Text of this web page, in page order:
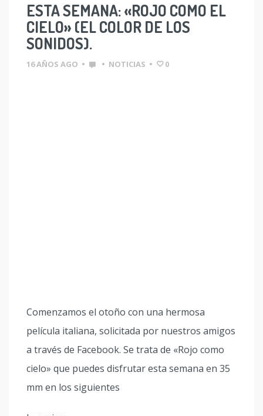
ESTA SEMANA: «ROJO COMO EL
CIELO» (EL COLOR DE LOS
SONIDOS).
16 AÑOS AGO • • NOTICIAS • 0
Comenzamos el otoño con una hermosa
película italiana, solicitada por nuestros amigos
a través de Facebook. Se trata de «Rojo como
cielo» que puedes disfrutar esta semana en 35
mm en los siguientes